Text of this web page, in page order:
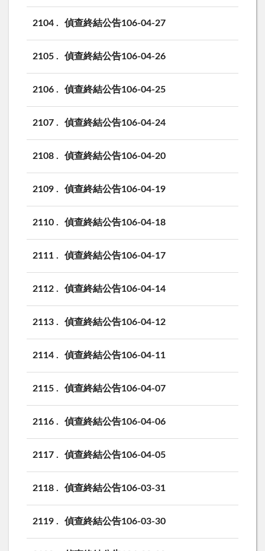
2104 偵查終結公告106-04-27
2105 偵查終結公告106-04-26
2106 偵查終結公告106-04-25
2107 偵查終結公告106-04-24
2108 偵查終結公告106-04-20
2109 偵查終結公告106-04-19
2110 偵查終結公告106-04-18
2111 偵查終結公告106-04-17
2112 偵查終結公告106-04-14
2113 偵查終結公告106-04-12
2114 偵查終結公告106-04-11
2115 偵查終結公告106-04-07
2116 偵查終結公告106-04-06
2117 偵查終結公告106-04-05
2118 偵查終結公告106-03-31
2119 偵查終結公告106-03-30